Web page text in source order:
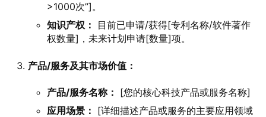
>1000次”]。
知识产权：
目前已申请/获得[专利名称/软件著作
权数量]，未来计划申请[数量]项。
产品/服务及其市场价值：
产品/服务名称： [您的核心科技产品或服务名称]
应用场景： [详细描述产品或服务的主要应用领域